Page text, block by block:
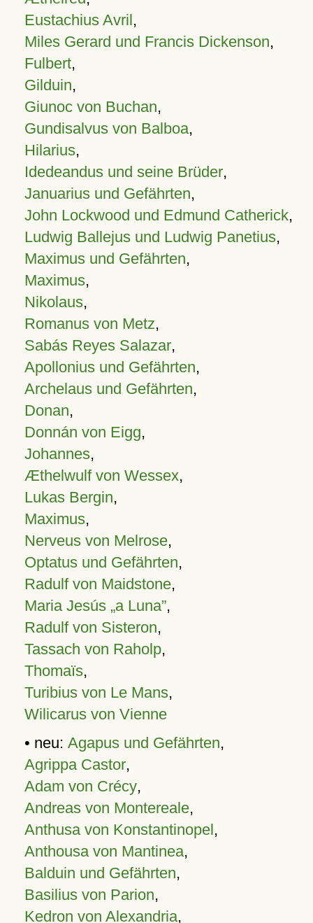
Eustachius Avril,
Miles Gerard und Francis Dickenson,
Fulbert,
Gilduin,
Giunoc von Buchan,
Gundisalvus von Balboa,
Hilarius,
Idedeandus und seine Brüder,
Januarius und Gefährten,
John Lockwood und Edmund Catherick,
Ludwig Ballejus und Ludwig Panetius,
Maximus und Gefährten,
Maximus,
Nikolaus,
Romanus von Metz,
Sabás Reyes Salazar,
Apollonius und Gefährten,
Archelaus und Gefährten,
Donan,
Donnán von Eigg,
Johannes,
Æthelwulf von Wessex,
Lukas Bergin,
Maximus,
Nerveus von Melrose,
Optatus und Gefährten,
Radulf von Maidstone,
Maria Jesús „a Luna”,
Radulf von Sisteron,
Tassach von Raholp,
Thomaïs,
Turibius von Le Mans,
Wilicarus von Vienne
• neu: Agapus und Gefährten,
Agrippa Castor,
Adam von Crécy,
Andreas von Montereale,
Anthusa von Konstantinopel,
Anthousa von Mantinea,
Balduin und Gefährten,
Basilius von Parion,
Kedron von Alexandria,